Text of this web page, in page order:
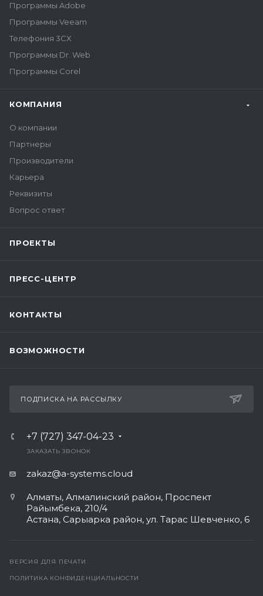
Программы Adobe
Программы Veeam
Телефония 3CX
Программы Dr. Web
Программы Corel
КОМПАНИЯ
О компании
Партнеры
Производители
Карьера
Реквизиты
Вопрос ответ
ПРОЕКТЫ
ПРЕСС-ЦЕНТР
КОНТАКТЫ
ВОЗМОЖНОСТИ
ПОДПИСКА НА РАССЫЛКУ
+7 (727) 347-04-23
ЗАКАЗАТЬ ЗВОНОК
zakaz@a-systems.cloud
Алматы, ​Алмалинский район, Проспект
Райымбека, 210/4
Астана, Сарыарка район, ул. Тарас Шевченко, 6​
ВЕРСИЯ ДЛЯ ПЕЧАТИ
ПОЛИТИКА КОНФИДЕНЦИАЛЬНОСТИ